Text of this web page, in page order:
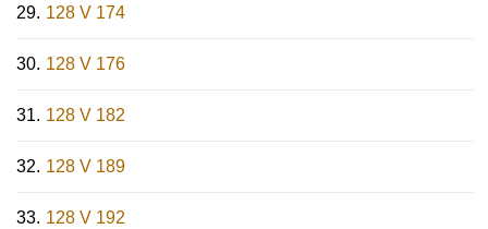
128 V 174
128 V 176
128 V 182
128 V 189
128 V 192